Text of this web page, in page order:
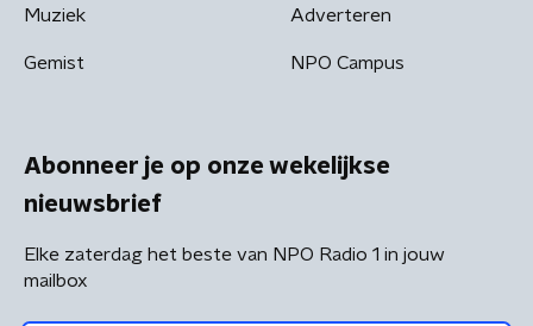
Muziek
Gemist
Adverteren
NPO Campus
Abonneer je op onze wekelijkse
nieuwsbrief
Elke zaterdag het beste van NPO Radio 1 in jouw
mailbox